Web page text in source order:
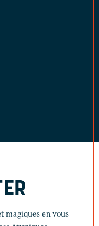
magiques en vous